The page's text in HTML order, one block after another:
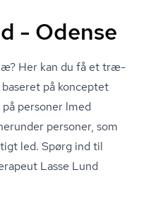
- Odense
Her kan du få et træ­
på konceptet
personer lmed
personer, som
led. Spørg ind til
Lasse Lund